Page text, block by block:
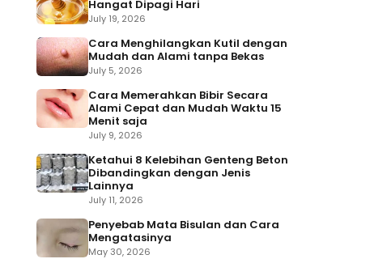
Hangat Dipagi Hari
July 19, 2026
Cara Menghilangkan Kutil dengan
Mudah dan Alami tanpa Bekas
July 5, 2026
Cara Memerahkan Bibir Secara
Alami Cepat dan Mudah Waktu 15
Menit saja
July 9, 2026
Ketahui 8 Kelebihan Genteng Beton
Dibandingkan dengan Jenis
Lainnya
July 11, 2026
Penyebab Mata Bisulan dan Cara
Mengatasinya
May 30, 2026